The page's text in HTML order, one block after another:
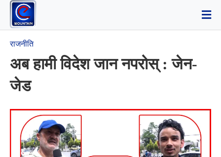
राजनीति
अब हामी विदेश जान नपरोस् : जेन-
जेड